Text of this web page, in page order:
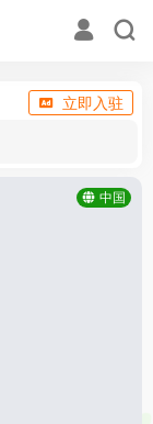
立即入驻
中国